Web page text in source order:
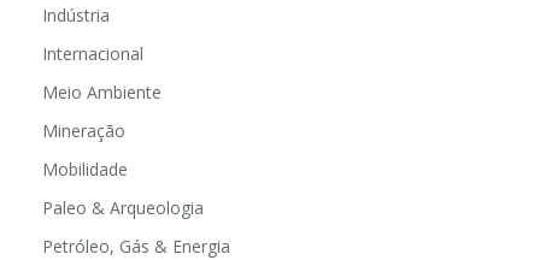
Indústria
Internacional
Meio Ambiente
Mineração
Mobilidade
Paleo & Arqueologia
Petróleo, Gás & Energia